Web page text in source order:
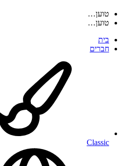
טוען…
טוען…
בית
חברים
Classic